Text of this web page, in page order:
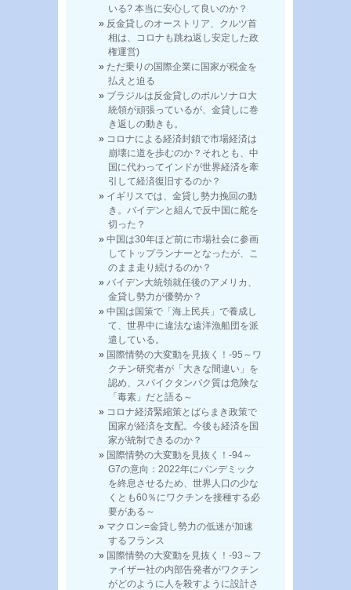
いる? 本当に安心して良いのか？
反金貸しのオーストリア、クルツ首
相は、コロナも跳ね返し安定した政
権運営)
ただ乗りの国際企業に国家が税金を
払えと迫る
ブラジルは反金貸しのボルソナロ大
統領が頑張っているが、金貸しに巻
き返しの動きも。
コロナによる経済封鎖で市場経済は
崩壊に道を歩むのか？それとも、中
国に代わってインドが世界経済を牽
引して経済復旧するのか？
イギリスでは、金貸し勢力挽回の動
き。バイデンと組んで反中国に舵を
切った？
中国は30年ほど前に市場社会に参画
してトップランナーとなったが、こ
のまま走り続けるのか？
バイデン大統領就任後のアメリカ、
金貸し勢力が優勢か？
中国は国策で「海上民兵」で養成し
て、世界中に違法な遠洋漁船団を派
遣している。
国際情勢の大変動を見抜く！-95～ワ
クチン研究者が「大きな間違い」を
認め、スパイクタンパク質は危険な
「毒素」だと語る～
コロナ経済緊縮策とばらまき政策で
国家が経済を支配。今後も経済を国
家が統制できるのか？
国際情勢の大変動を見抜く！-94～
G7の意向：2022年にパンデミック
を終息させるため、世界人口の少な
くとも60％にワクチンを接種する必
要がある～
マクロン=金貸し勢力の低迷が加速
するフランス
国際情勢の大変動を見抜く！-93～フ
ァイザー社の内部告発者がワクチン
がどのように人を殺すように設計さ